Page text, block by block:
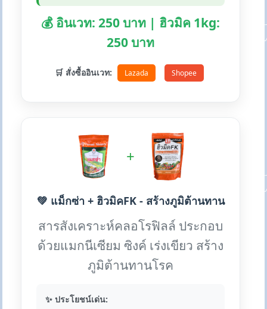
💰 อินเวท: 250 บาท | ฮิวมิค 1kg:
250 บาท
🛒 สั่งซื้ออินเวท: Lazada Shopee
+
💚 แม็กซ่า + ฮิวมิคFK - สร้างภูมิต้านทาน
สารสังเคราะห์คลอโรฟิลล์ ประกอบ
ด้วยแมกนีเซียม ซิงค์ เร่งเขียว สร้าง
ภูมิต้านทานโรค
✨ ประโยชน์เด่น: